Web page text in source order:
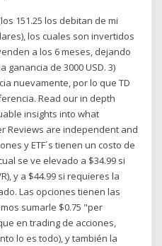
151.25 los debitan de mi
los cuales son invertidos
a los 6 meses, dejando
ganancia de 3000 USD. 3)
nuevamente, por lo que TD
Read our in depth
insights into what
Reviews are independent and
y ETF´s tienen un costo de
se ve elevado a $34.99 si
y a $44.99 si requieres la
Las opciones tienen las
sumarle $0.75 "per
en trading de acciones,
lo es todo), y también la